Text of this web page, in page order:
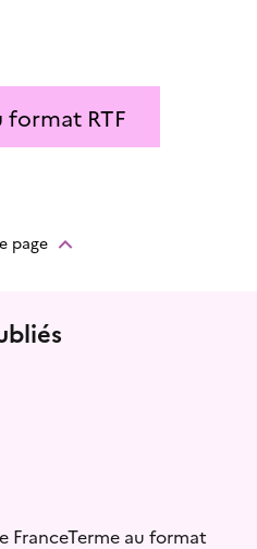
format RTF
page
FranceTerme au format